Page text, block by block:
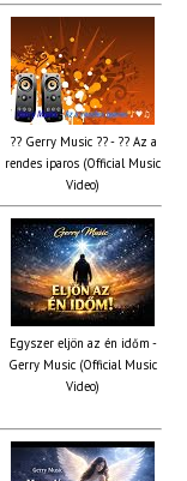
?? Gerry Music ?? - ?? Az a
rendes iparos (Official Music
Video)
Egyszer eljön az én időm -
Gerry Music (Official Music
Video)